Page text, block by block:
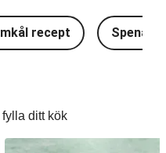
recept Spenat
ditt kök